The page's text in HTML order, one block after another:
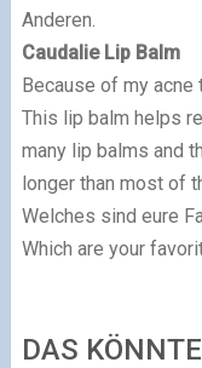
Anderen.
Caudalie Lip Balm
Because of my acne
This lip balm helps
many lip balms and
longer than most of
Welches sind eure
Which are your
DAS